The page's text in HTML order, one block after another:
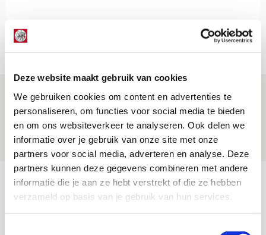
Deze website maakt gebruik van cookies
We gebruiken cookies om content en advertenties te
personaliseren, om functies voor social media te bieden
en om ons websiteverkeer te analyseren. Ook delen we
informatie over je gebruik van onze site met onze
partners voor social media, adverteren en analyse. Deze
partners kunnen deze gegevens combineren met andere
informatie die je aan ze hebt verstrekt of die ze hebben
verzameld op basis van je gebruik van hun services.
Net binnen //
Volop enthousiasme in fotoverslag van
Europees treffen met Shelbourne
07 AUGUSTUS 2026 - 09:00
FOTOVERSLAG
Míchel niet blij met resultaat en spel
na rust: ‘De focus nam af’
07 AUGUSTUS 2026 - 08:30